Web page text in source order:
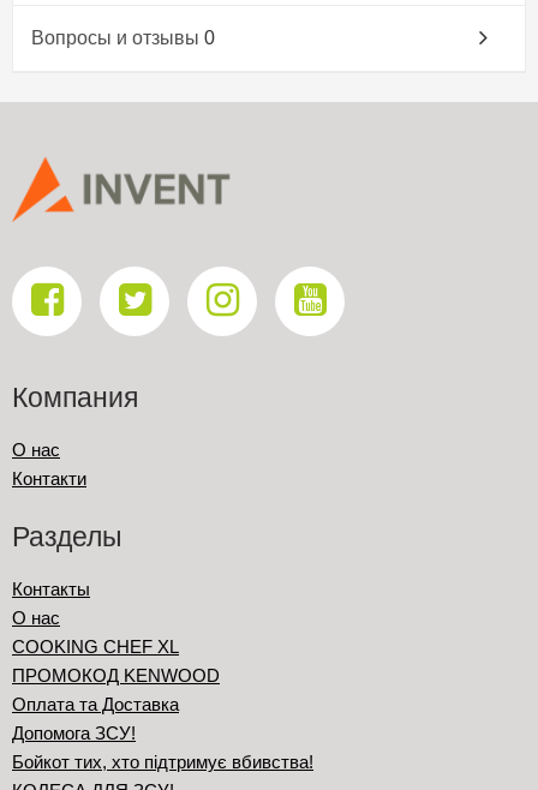
Вопросы и отзывы 0
Компания
О нас
Контакти
Разделы
Контакты
О нас
COOKING CHEF XL
ПРОМОКОД KENWOOD
Оплата та Доставка
Допомога ЗСУ!
Бойкот тих, хто підтримує вбивства!